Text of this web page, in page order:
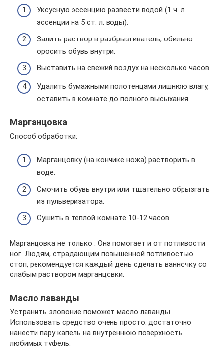
Уксусную эссенцию развести водой (1 ч. л.
эссенции на 5 ст. л. воды).
Залить раствор в разбрызгиватель, обильно
оросить обувь внутри.
Выставить на свежий воздух на несколько часов.
Удалить бумажными полотенцами лишнюю влагу,
оставить в комнате до полного высыхания.
Марганцовка
Способ обработки:
Марганцовку (на кончике ножа) растворить в
воде.
Смочить обувь внутри или тщательно обрызгать
из пульверизатора.
Сушить в теплой комнате 10-12 часов.
Марганцовка не только . Она помогает и от потливости
ног. Людям, страдающим повышенной потливостью
стоп, рекомендуется каждый день сделать ванночку со
слабым раствором марганцовки.
Масло лаванды
Устранить зловоние поможет масло лаванды.
Использовать средство очень просто: достаточно
нанести пару капель на внутреннюю поверхность
любимых туфель.